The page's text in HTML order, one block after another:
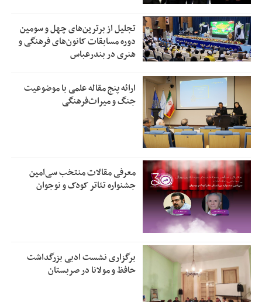
تجلیل از بر‌ترین‌های چهل و سومین
دوره مسابقات کانون‌های فرهنگی و
هنری در بندرعباس
ارائه پنج مقاله علمی با موضوعیت
جنگ و میراث‌فرهنگی
معرفی مقالات منتخب سی‌امین
جشنواره تئاتر کودک و نوجوان
برگزاری نشست ادبی بزرگداشت
حافظ و مولانا در صربستان